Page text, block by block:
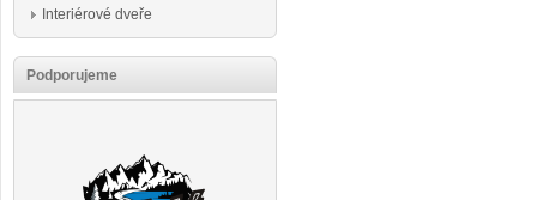
Interiérové dveře
Podporujeme